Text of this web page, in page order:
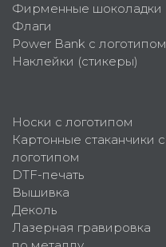
Фирменные шоколадки
Флаги
Power Bank с логотипом
Наклейки (стикеры)
Носки с логотипом
Картонные стаканчики с
логотипом
DTF-печать
Вышивка
Деколь
Лазерная гравировка